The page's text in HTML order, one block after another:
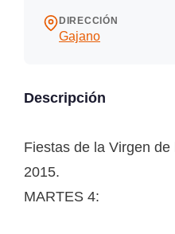
DIRECCIÓN
Gajano
Descripción
Fiestas de la Virgen
2015.
MARTES 4: